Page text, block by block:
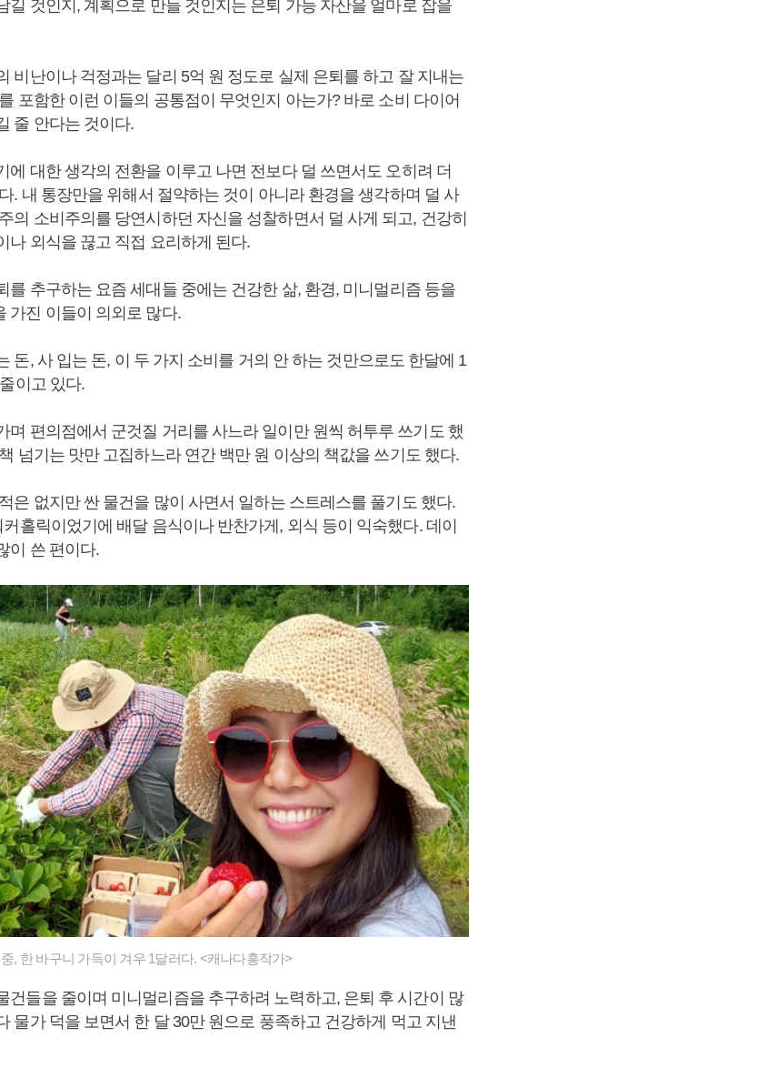
길 것인지, 계획으로 만들 것인지는 은퇴 가능 자산을 얼마로 잡을
비난이나 걱정과는 달리 5억 원 정도로 실제 은퇴를 하고 잘 지내는
포함한 이런 이들의 공통점이 무엇인지 아는가? 바로 소비 다이어
줄 안다는 것이다.
에 대한 생각의 전환을 이루고 나면 전보다 덜 쓰면서도 오히려 더
. 내 통장만을 위해서 절약하는 것이 아니라 환경을 생각하며 덜 사
의 소비주의를 당연시하던 자신을 성찰하면서 덜 사게 되고, 건강히
나 외식을 끊고 직접 요리하게 된다.
를 추구하는 요즘 세대들 중에는 건강한 삶, 환경, 미니멀리즘 등을
가진 이들이 의외로 많다.
돈, 사 입는 돈, 이 두 가지 소비를 거의 안 하는 것만으로도 한달에 1
이고 있다.
며 편의점에서 군것질 거리를 사느라 일이만 원씩 허투루 쓰기도 했
넘기는 맛만 고집하느라 연간 백만 원 이상의 책값을 쓰기도 했다.
은 없지만 싼 물건을 많이 사면서 일하는 스트레스를 풀기도 했다.
홀릭이었기에 배달 음식이나 반찬가게, 외식 등이 익숙했다. 데이
이 쓴 편이다.
, 한 바구니 가득이 겨우 1달러다. <캐나다홍작가>
건들을 줄이며 미니멀리즘을 추구하려 노력하고, 은퇴 후 시간이 많
물가 덕을 보면서 한 달 30만 원으로 풍족하고 건강하게 먹고 지낸